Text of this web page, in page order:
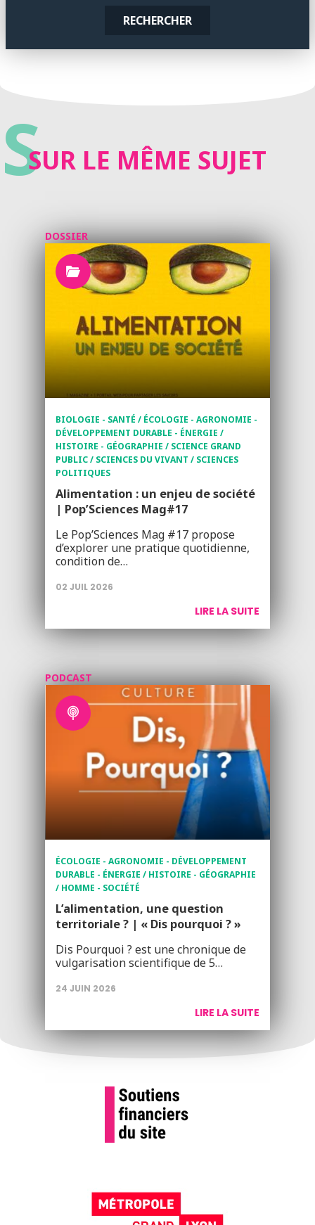
RECHERCHER
SSUR LE MÊME SUJET
DOSSIER
BIOLOGIE - SANTÉ / ÉCOLOGIE - AGRONOMIE -
DÉVELOPPEMENT DURABLE - ÉNERGIE /
HISTOIRE - GÉOGRAPHIE / SCIENCE GRAND
PUBLIC / SCIENCES DU VIVANT / SCIENCES
POLITIQUES
Alimentation : un enjeu de société
| Pop’Sciences Mag#17
Le Pop’Sciences Mag #17 propose
d’explorer une pratique quotidienne,
condition de…
02 JUIL 2026
LIRE LA SUITE
PODCAST
ÉCOLOGIE - AGRONOMIE - DÉVELOPPEMENT
DURABLE - ÉNERGIE / HISTOIRE - GÉOGRAPHIE
/ HOMME - SOCIÉTÉ
L’alimentation, une question
territoriale ? | « Dis pourquoi ? »
Dis Pourquoi ? est une chronique de
vulgarisation scientifique de 5…
24 JUIN 2026
LIRE LA SUITE